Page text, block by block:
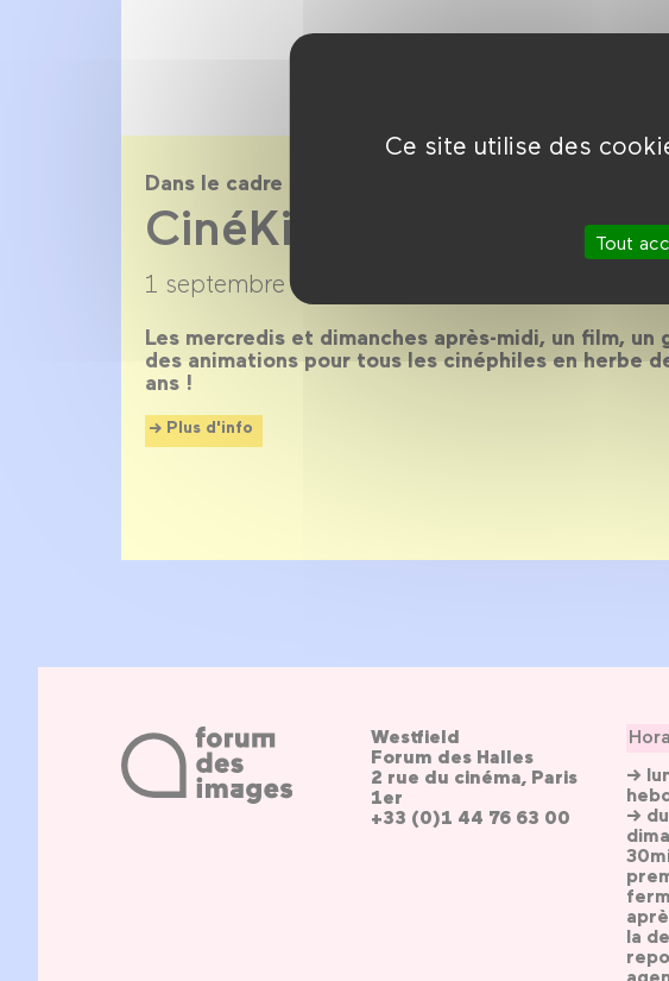
Ce site utilise des
Tout
Dans le cadre de
CinéKids saison
1 septembre 2017 →
Les mercredis et dimanches après-midi, un film, un
des animations pour tous les cinéphiles en herbe
ans !
Plus d'info
Westfield
Forum des Halles
2 rue du cinéma, Paris
1er
+33 (0)1 44 76 63 00
→
→
la